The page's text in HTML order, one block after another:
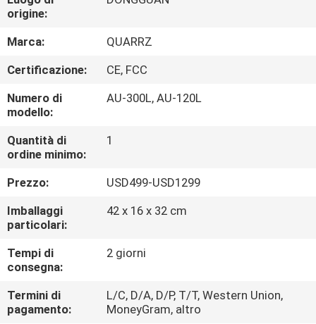
GIRO
DELLA
FABBRICA
CONTROLLO
DI
QUALITÀ
CONTATTICI
RICHIEDA
UNA
origine:
Marca:
QUARRZ
Certificazione:
CE, FCC
Numero di
modello:
AU-300L, AU-120L
Quantità di
ordine minimo:
1
Prezzo:
USD499-USD1299
Imballaggi
particolari:
42 x 16 x 32 cm
Tempi di
consegna:
2 giorni
Termini di
pagamento:
L/C, D/A, D/P, T/T, Western Union,
MoneyGram, altro